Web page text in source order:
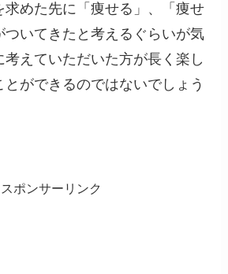
求めた先に「痩せる」、「痩せ
ついてきたと考えるぐらいが気
えていただいた方が長く楽し
ができるのではないでしょう
スポンサーリンク